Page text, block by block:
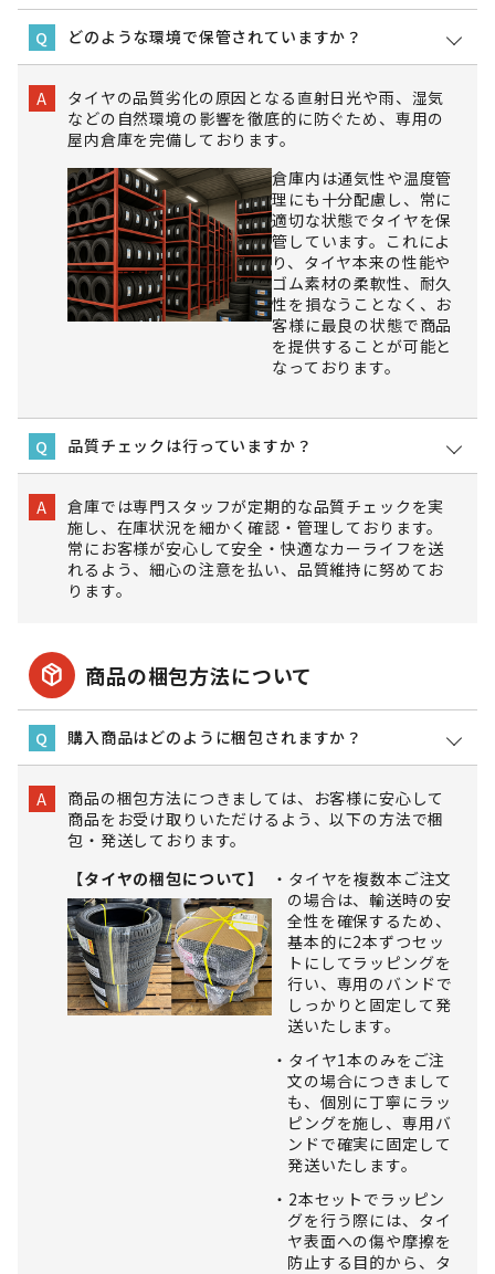
Q どのような環境で保管されていますか？
A
タイヤの品質劣化の原因となる直射日光や雨、湿気
などの自然環境の影響を徹底的に防ぐため、専用の
屋内倉庫を完備しております。
倉庫内は通気性や温度管
理にも十分配慮し、常に
適切な状態でタイヤを保
管しています。これによ
り、タイヤ本来の性能や
ゴム素材の柔軟性、耐久
性を損なうことなく、お
客様に最良の状態で商品
を提供することが可能と
なっております。
Q 品質チェックは行っていますか？
A
倉庫では専門スタッフが定期的な品質チェックを実
施し、在庫状況を細かく確認・管理しております。
常にお客様が安心して安全・快適なカーライフを送
れるよう、細心の注意を払い、品質維持に努めてお
ります。
package_2 商品の梱包方法について
Q 購入商品はどのように梱包されますか？
A
商品の梱包方法につきましては、お客様に安心して
商品をお受け取りいただけるよう、以下の方法で梱
包・発送しております。
【タイヤの梱包について】
タイヤを複数本ご注文
の場合は、輸送時の安
全性を確保するため、
基本的に2本ずつセッ
トにしてラッピングを
行い、専用のバンドで
しっかりと固定して発
送いたします。
タイヤ1本のみをご注
文の場合につきまして
も、個別に丁寧にラッ
ピングを施し、専用バ
ンドで確実に固定して
発送いたします。
2本セットでラッピン
グを行う際には、タイ
ヤ表面への傷や摩擦を
防止する目的から、タ